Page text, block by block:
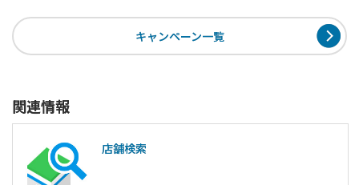
キャンペーン一覧
関連情報
店舗検索